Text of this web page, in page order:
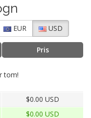
EUR USD
Pris
tom!
$0.00 USD
$0.00 USD